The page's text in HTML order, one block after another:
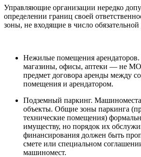
Управляющие организации нередко
определении границ своей
зоны, не входящие в число обязательной
Нежилые помещения
магазины, офисы, аптеки — не
предмет договора аренды между
помещения и арендатором.
Подземный паркинг.
объекты. Общие зоны паркинга
технические помещения)
имуществу, но порядок их
финансирования должен быть
смете или специальном
машиномест.